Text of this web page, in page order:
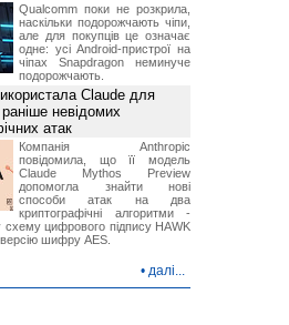
Qualcomm поки не розкрила,
наскільки подорожчають чіпи,
але для покупців це означає
одне: усі Android-пристрої на
чіпах Snapdragon неминуче
подорожчають.
Claude для
невідомих
атак
Компанія Anthropic
повідомила, що її модель
Claude Mythos Preview
допомогла знайти нові
способи атак на два
криптографічні алгоритми -
схему цифрового підпису HAWK
шифру AES.
• далі...